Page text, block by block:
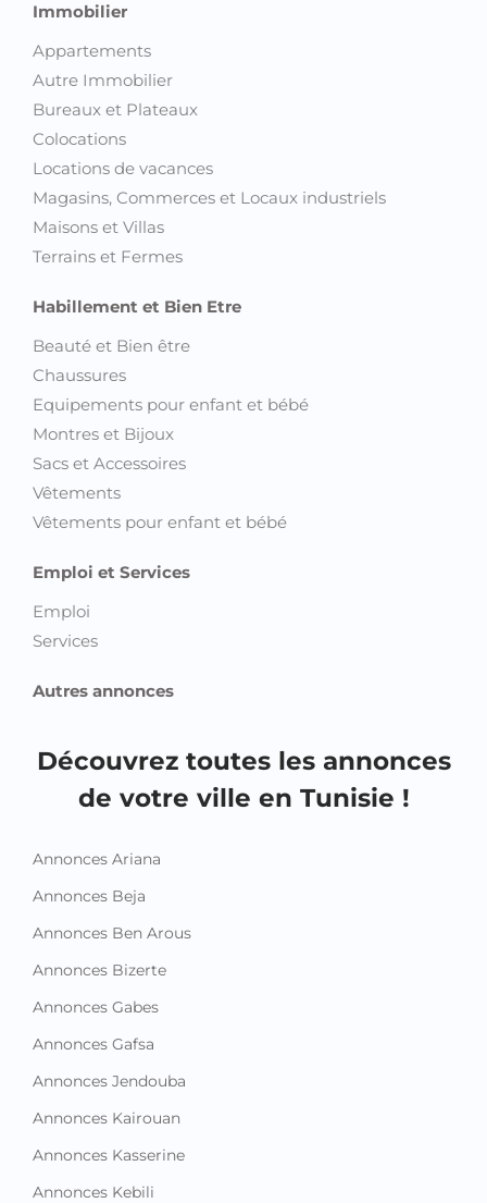
Immobilier
Appartements
Autre Immobilier
Bureaux et Plateaux
Colocations
Locations de vacances
Magasins, Commerces et Locaux industriels
Maisons et Villas
Terrains et Fermes
Habillement et Bien Etre
Beauté et Bien être
Chaussures
Equipements pour enfant et bébé
Montres et Bijoux
Sacs et Accessoires
Vêtements
Vêtements pour enfant et bébé
Emploi et Services
Emploi
Services
Autres annonces
Découvrez toutes les annonces
de votre ville en Tunisie !
Annonces Ariana
Annonces Beja
Annonces Ben Arous
Annonces Bizerte
Annonces Gabes
Annonces Gafsa
Annonces Jendouba
Annonces Kairouan
Annonces Kasserine
Annonces Kebili